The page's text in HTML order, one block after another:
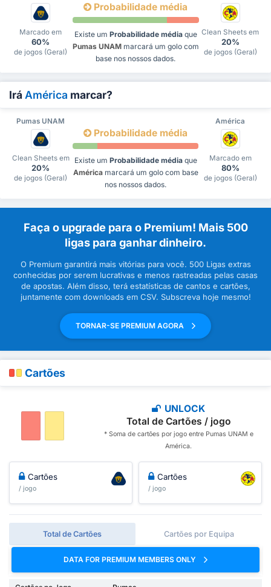
Marcado em
60%
de jogos (Geral)
Probabilidade média
Existe um Probabilidade médiaque
Pumas UNAMmarcará um golo com
base nos nossos dados.
Clean Sheets em
20%
de jogos (Geral)
Irá América marcar?
Pumas UNAM América
Clean Sheets em
20%
de jogos (Geral)
Probabilidade média
Existe um Probabilidade médiaque
Américamarcará um golo com base
nos nossos dados.
Marcado em
80%
de jogos (Geral)
Faça o upgrade para o Premium! Mais 500
ligas para ganhar dinheiro.
O Premium garantirá mais vitórias para você. 500 Ligas extras
conhecidas por serem lucrativas e menos rastreadas pelas casas
de apostas. Além disso, terá estatísticas de cantos e cartões,
juntamente com downloads em CSV. Subscreva hoje mesmo!
TORNAR-SE PREMIUM AGORA
Cartões
UNLOCK
Total de Cartões / jogo
* Soma de cartões por jogo entre Pumas UNAM e
América.
Cartões
/ jogo
Cartões
/ jogo
Total de Cartões Cartões por Equipa
DATA FOR PREMIUM MEMBERS ONLY